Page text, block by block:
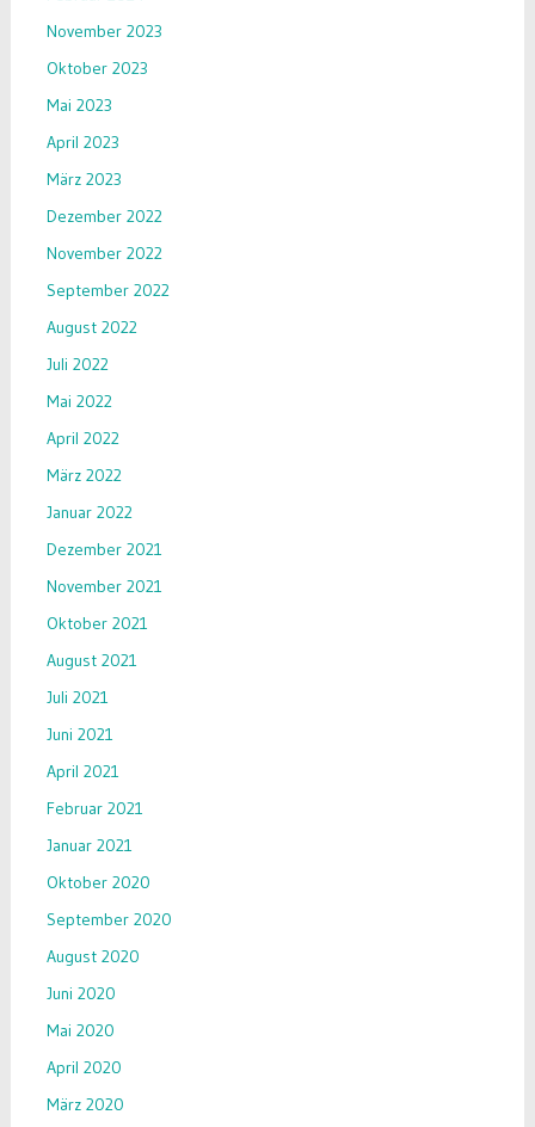
November 2023
Oktober 2023
Mai 2023
April 2023
März 2023
Dezember 2022
November 2022
September 2022
August 2022
Juli 2022
Mai 2022
April 2022
März 2022
Januar 2022
Dezember 2021
November 2021
Oktober 2021
August 2021
Juli 2021
Juni 2021
April 2021
Februar 2021
Januar 2021
Oktober 2020
September 2020
August 2020
Juni 2020
Mai 2020
April 2020
März 2020